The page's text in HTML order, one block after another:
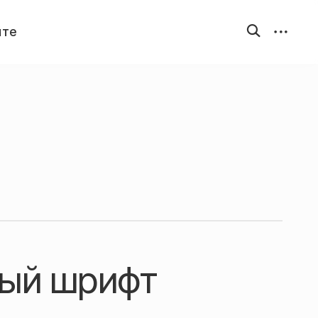
открыть
форму
открыть
шрифт